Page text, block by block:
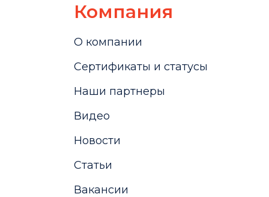
Компания
О компании
Сертификаты и статусы
Наши партнеры
Видео
Новости
Статьи
Вакансии